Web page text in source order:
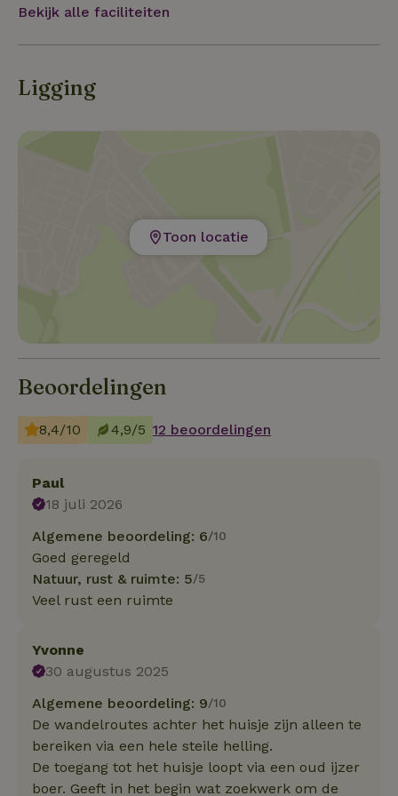
wandelpaden, 10 km naar het stadje Vianden/Lux.
Bekijk alle faciliteiten
Ligging
Toon locatie
Beoordelingen
8,4/10 4,9/5 12 beoordelingen
Paul
18 juli 2026
Algemene beoordeling: 6/10
Goed geregeld
Natuur, rust & ruimte: 5/5
Veel rust een ruimte
Yvonne
30 augustus 2025
Algemene beoordeling: 9/10
De wandelroutes achter het huisje zijn alleen te
bereiken via een hele steile helling.
De toegang tot het huisje loopt via een oud ijzer
boer. Geeft in het begin wat zoekwerk om de